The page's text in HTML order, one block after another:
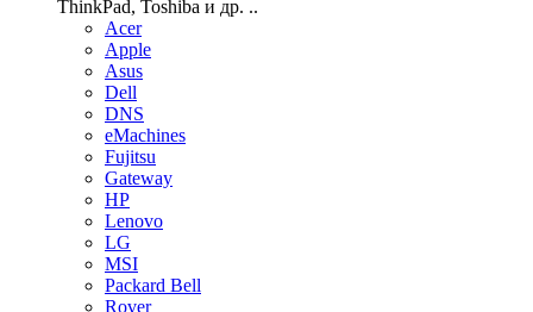
ThinkPad, Toshiba и др. ..
Acer
Apple
Asus
Dell
DNS
eMachines
Fujitsu
Gateway
HP
Lenovo
LG
MSI
Packard Bell
Rover